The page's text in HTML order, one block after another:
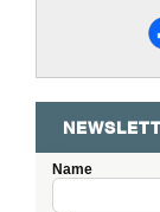
Name